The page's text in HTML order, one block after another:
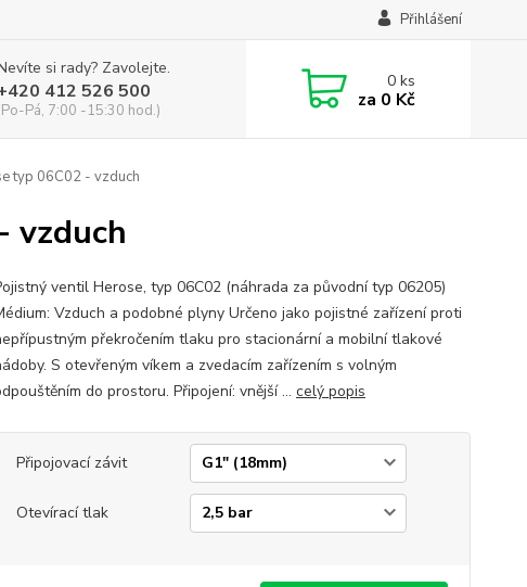
Přihlášení
si rady? Zavolejte.
412 526 500
Pá, 7:00 -15:30 hod.)
0ks
za 0 Kč
typ 06C02 - vzduch
vzduch
ventil Herose, typ 06C02 (náhrada za původní typ 06205)
Vzduch a podobné plyny Určeno jako pojistné zařízení proti
překročením tlaku pro stacionární a mobilní tlakové
S otevřeným víkem a zvedacím zařízením s volným
do prostoru. Připojení: vnější ... celý popis
Připojovací závit
Otevírací tlak